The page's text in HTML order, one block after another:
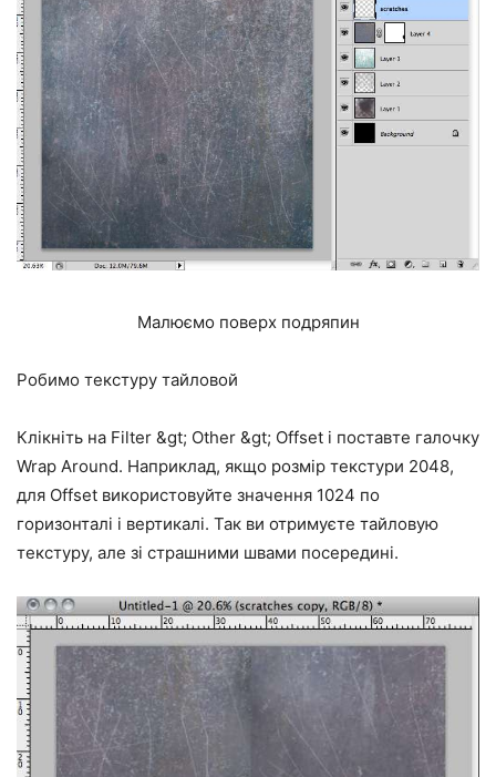
Малюємо поверх подряпин
Робимо текстуру тайловой
Клікніть на Filter &gt; Other &gt; Offset і поставте галочку
Wrap Around. Наприклад, якщо розмір текстури 2048,
для Offset використовуйте значення 1024 по
горизонталі і вертикалі. Так ви отримуєте тайловую
текстуру, але зі страшними швами посередині.